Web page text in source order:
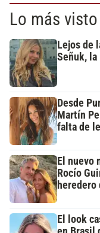
Lo más visto
Lejos de
Señuk, la
Desde
Martín
falta de
El nuevo
Rocío
El look